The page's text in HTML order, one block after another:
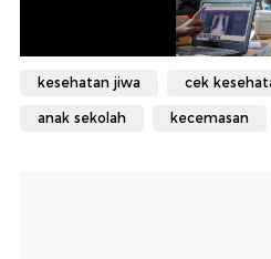
kesehatan jiwa cek
anak sekolah kecemasan